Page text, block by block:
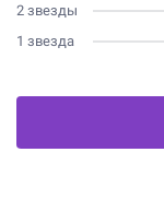
2 звезды
1 звезда